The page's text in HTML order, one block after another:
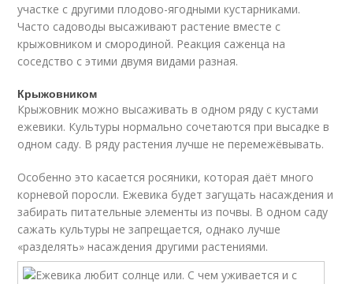
участке с другими плодово-ягодными кустарниками.
Часто садоводы высаживают растение вместе с
крыжовником и смородиной. Реакция саженца на
соседство с этими двумя видами разная.
Крыжовником
Крыжовник можно высаживать в одном ряду с кустами
ежевики. Культуры нормально сочетаются при высадке в
одном саду. В ряду растения лучше не перемежёвывать.
Особенно это касается росяники, которая даёт много
корневой поросли. Ежевика будет загущать насаждения и
забирать питательные элементы из почвы. В одном саду
сажать культуры не запрещается, однако лучше
«разделять» насаждения другими растениями.